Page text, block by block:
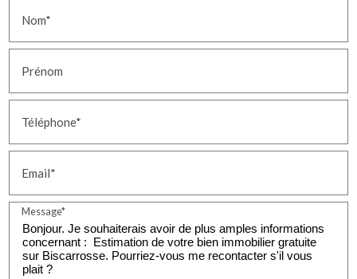
Nom*
Prénom
Téléphone*
Email*
Message*